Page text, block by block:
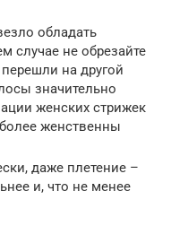
обладать
случае не обрезайте
на другой
значительно
женских стрижек
женственны
даже плетение –
и, что не менее